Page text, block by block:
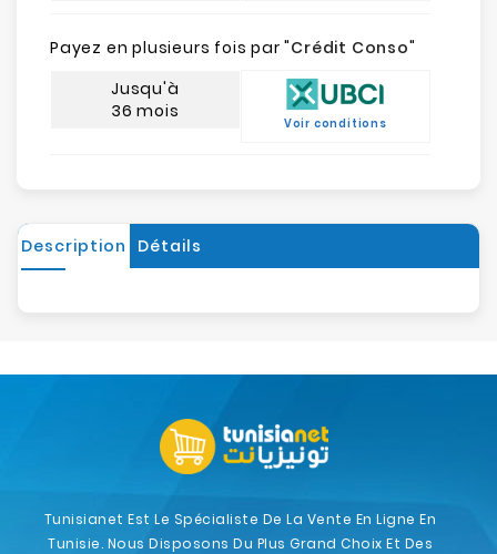
Payez en plusieurs fois par "Crédit Conso"
Jusqu'à
36 mois
Voir conditions
Description Détails
Tunisianet Est Le Spécialiste De La Vente En Ligne En
Tunisie. Nous Disposons Du Plus Grand Choix Et Des